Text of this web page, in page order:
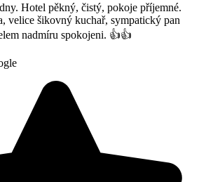
Hotel pěkný, čistý, pokoje příjemné.
velice šikovný kuchař, sympatický pan
nadmíru spokojeni. 👍👍